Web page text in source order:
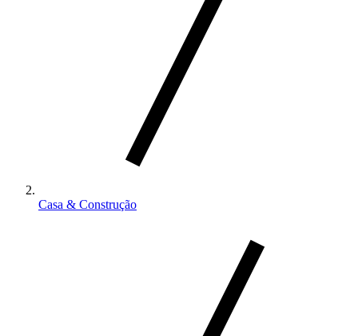
Casa & Construção